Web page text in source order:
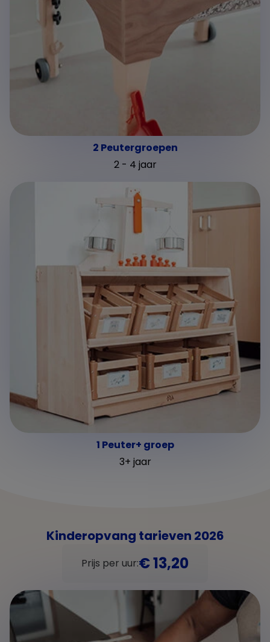
2 Peutergroepen
2 - 4 jaar
1 Peuter+ groep
3+ jaar
Kinderopvang tarieven 2026
Prijs per uur:€ 13,20